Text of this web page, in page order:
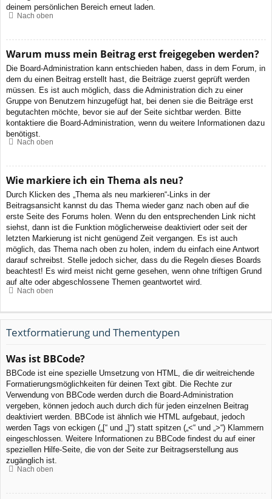
deinem persönlichen Bereich erneut laden.
Nach oben
Warum muss mein Beitrag erst freigegeben werden?
Die Board-Administration kann entschieden haben, dass in dem Forum, in
dem du einen Beitrag erstellt hast, die Beiträge zuerst geprüft werden
müssen. Es ist auch möglich, dass die Administration dich zu einer
Gruppe von Benutzern hinzugefügt hat, bei denen sie die Beiträge erst
begutachten möchte, bevor sie auf der Seite sichtbar werden. Bitte
kontaktiere die Board-Administration, wenn du weitere Informationen dazu
benötigst.
Nach oben
Wie markiere ich ein Thema als neu?
Durch Klicken des „Thema als neu markieren“-Links in der
Beitragsansicht kannst du das Thema wieder ganz nach oben auf die
erste Seite des Forums holen. Wenn du den entsprechenden Link nicht
siehst, dann ist die Funktion möglicherweise deaktiviert oder seit der
letzten Markierung ist nicht genügend Zeit vergangen. Es ist auch
möglich, das Thema nach oben zu holen, indem du einfach eine Antwort
darauf schreibst. Stelle jedoch sicher, dass du die Regeln dieses Boards
beachtest! Es wird meist nicht gerne gesehen, wenn ohne triftigen Grund
auf alte oder abgeschlossene Themen geantwortet wird.
Nach oben
Textformatierung und Thementypen
Was ist BBCode?
BBCode ist eine spezielle Umsetzung von HTML, die dir weitreichende
Formatierungsmöglichkeiten für deinen Text gibt. Die Rechte zur
Verwendung von BBCode werden durch die Board-Administration
vergeben, können jedoch auch durch dich für jeden einzelnen Beitrag
deaktiviert werden. BBCode ist ähnlich wie HTML aufgebaut, jedoch
werden Tags von eckigen („[“ und „]“) statt spitzen („<“ und „>“) Klammern
eingeschlossen. Weitere Informationen zu BBCode findest du auf einer
speziellen Hilfe-Seite, die von der Seite zur Beitragserstellung aus
zugänglich ist.
Nach oben